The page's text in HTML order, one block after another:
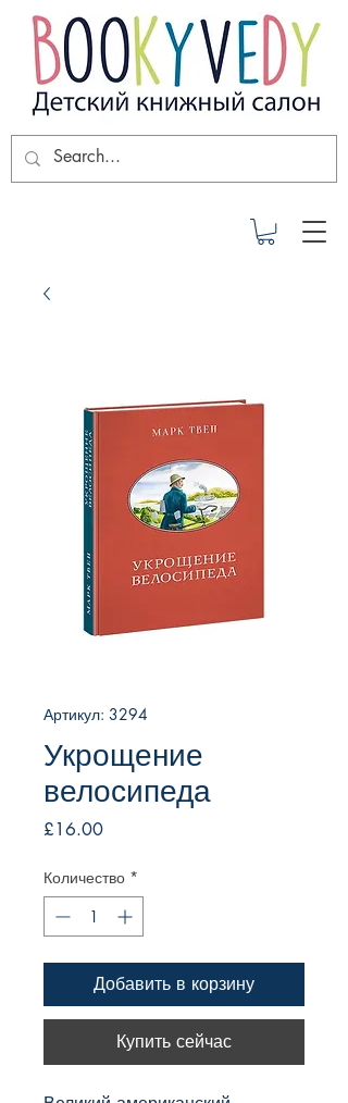
Артикул: 3294
Укрощение
велосипеда
£16.00Цена
Количество *
Добавить в корзину
Купить сейчас